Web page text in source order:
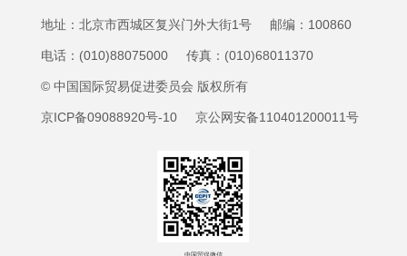
地址：北京市西城区复兴门外大街1号 邮编：100860
电话：(010)88075000 传真：(010)68011370
© 中国国际贸易促进委员会 版权所有
京ICP备09088920号-10 京公网安备110401200011号